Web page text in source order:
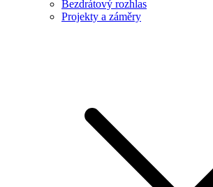
Bezdrátový rozhlas
Projekty a záměry